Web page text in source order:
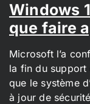
Windows
que faire
Microsoft l’a
la fin du
que le système
à jour de